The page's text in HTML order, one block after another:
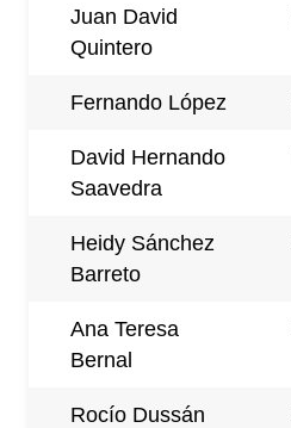
Juan David
Quintero
Fernando López
David Hernando
Saavedra
Heidy Sánchez
Barreto
Ana Teresa
Bernal
Rocío Dussán